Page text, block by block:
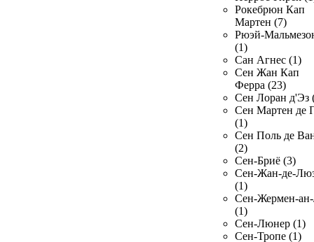
Рокебрюн Кап
Мартен (7)
Рюэй-
(1)
Сан Агнес (1)
Сен Жан Кап
Ферра (23)
Сен Лоран д'Эз
Сен Мартен де
(1)
Сен Поль де
(2)
Сен-Бриё (3)
Сен-Жан-де-
(1)
Сен-Жермен-
(1)
Сен-Люнер (1)
Сен-Тропе (1)